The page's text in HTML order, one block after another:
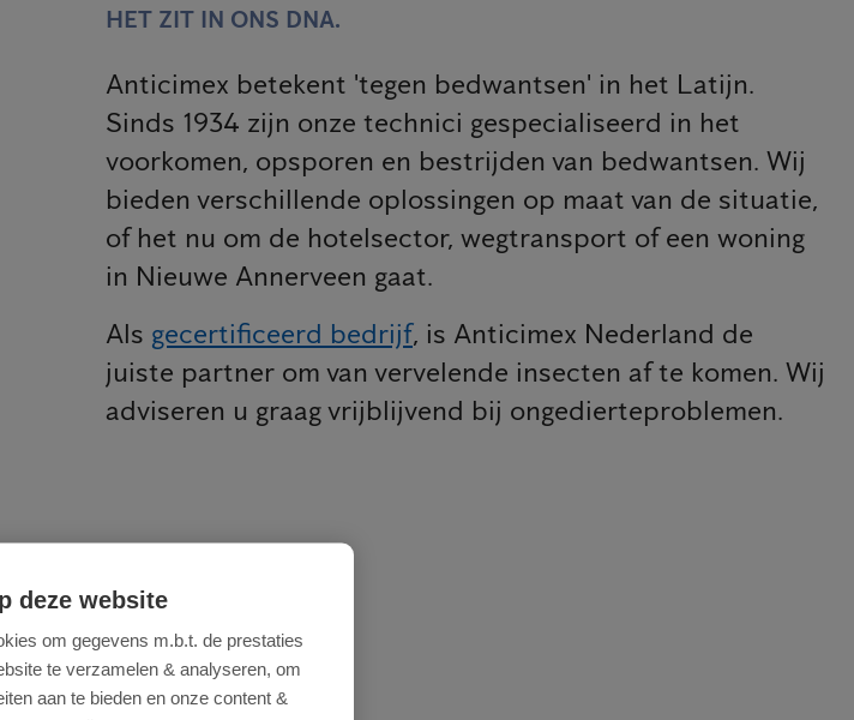
HET ZIT IN ONS DNA.
Anticimex betekent 'tegen bedwantsen' in het Latijn.
Sinds 1934 zijn onze technici gespecialiseerd in het
voorkomen, opsporen en bestrijden van bedwantsen. Wij
bieden verschillende oplossingen op maat van de situatie,
of het nu om de hotelsector, wegtransport of een woning
in Nieuwe Annerveen gaat.
Als gecertificeerd bedrijf, is Anticimex Nederland de
juiste partner om van vervelende insecten af te komen. Wij
adviseren u graag vrijblijvend bij ongedierteproblemen.
een succesvolle
deze website
om gegevens m.b.t. de prestaties
te verzamelen & analyseren, om
aan te bieden en onze content &